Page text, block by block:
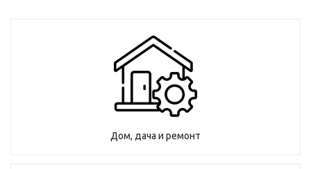
Дом, дача и ремонт